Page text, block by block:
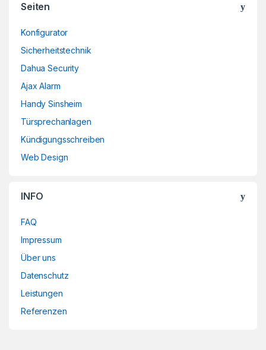
Seiten
Konfigurator
Sicherheitstechnik
Dahua Security
Ajax Alarm
Handy Sinsheim
Türsprechanlagen
Kündigungsschreiben
Web Design
INFO
FAQ
Impressum
Über uns
Datenschutz
Leistungen
Referenzen